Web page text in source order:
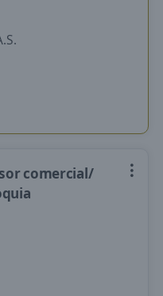
comercial/